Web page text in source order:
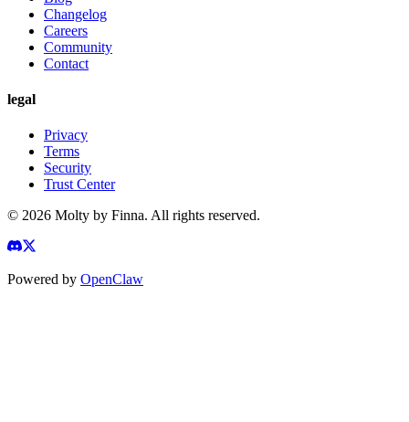
Changelog
Careers
Community
Contact
legal
Privacy
Terms
Security
Trust Center
© 2026 Molty by Finna. All rights reserved.
Powered by OpenClaw